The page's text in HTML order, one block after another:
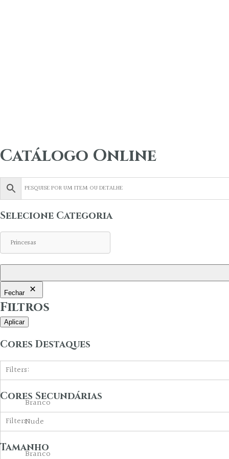
Catálogo Online
Selecione Categoria
Fechar
Filtros
Aplicar
Cores Destaques
Filters:
Branco
Nude
Cores Secundárias
Filters:
Branco
Tamanho